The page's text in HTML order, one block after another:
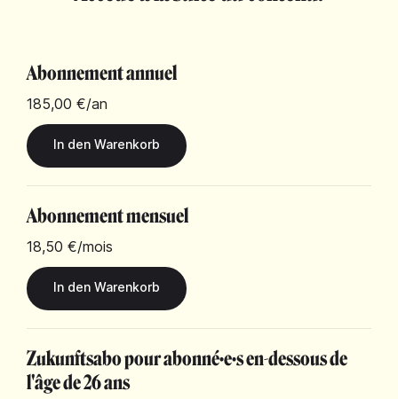
Abonnement annuel
185,00 €/an
Abonnement mensuel
18,50 €/mois
Zukunftsabo pour abonné·e·s en-dessous de
l'âge de 26 ans